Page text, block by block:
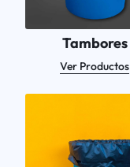
Tambores
Ver Productos